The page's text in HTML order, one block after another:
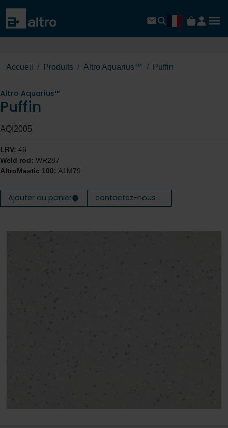
Accueil Produits Altro Aquarius™ Puffin
Altro Aquarius™
Puffin
AQI2005
LRV: 46
Weld rod: WR287
AltroMastic 100: A1M79
Ajouter au panier contactez-nous